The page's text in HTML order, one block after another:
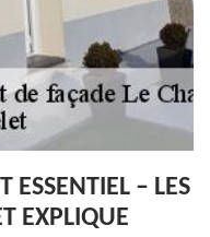
ESSENTIEL – LES
EXPLIQUE